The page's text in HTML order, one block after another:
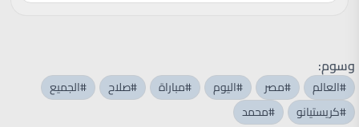
وسوم:
#العالم #مصر #اليوم #مباراة #صلاح
#الجميع
#كريستيانو
#محمد